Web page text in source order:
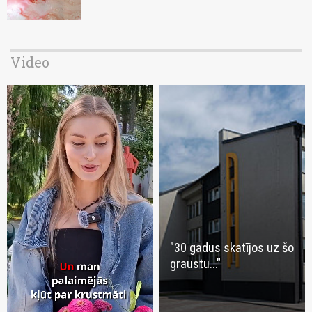
Video
"30 gadus skatījos uz šo
graustu..."